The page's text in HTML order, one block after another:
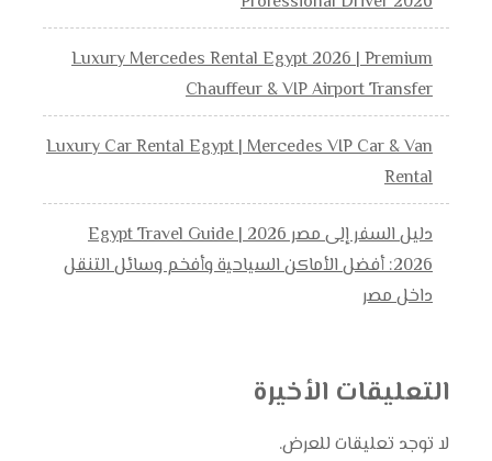
Luxury Mercedes Rental Egypt 2026 | Premium
Chauffeur & VIP Airport Transfer
Luxury Car Rental Egypt | Mercedes VIP Car & Van
Rental
دليل السفر إلى مصر 2026 | Egypt Travel Guide
2026: أفضل الأماكن السياحية وأفخم وسائل التنقل
داخل مصر
التعليقات الأخيرة
لا توجد تعليقات للعرض.